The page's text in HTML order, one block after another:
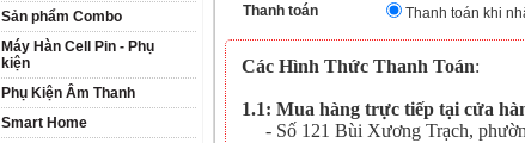
Thanh toán Thanh toán khi
Các Hình Thức Thanh Toán:
1.1: Mua hàng trực tiếp tại cửa
- Số 121 Bùi Xương Trạch,
Sản phẩm Combo
Máy Hàn Cell Pin - Phụ
kiện
Phụ Kiện Âm Thanh
Smart Home